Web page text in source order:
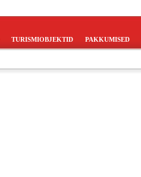
TURISMIOBJEKTID PAKKUMISED